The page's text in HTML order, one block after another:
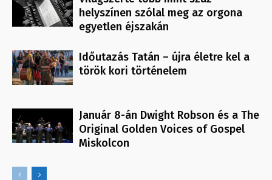
helyszínen szólal meg az orgona
egyetlen éjszakán
Időutazás Tatán – újra életre kel a
török kori történelem
Január 8-án Dwight Robson és a The
Original Golden Voices of Gospel
Miskolcon